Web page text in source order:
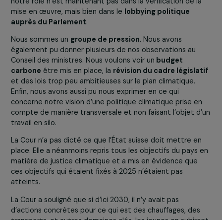
Le Comité des ministres du Conseil de l’Europe, chargé
suivi de l’exécution des arrêts de la Cour européenne
droits de l’homme, s’est réuni du 4 au 6 mars 2025. Le
vendredi 7 mars 2025, il a rendu ses conclusions
concernant l’application de l’article 46 de la Convention
européenne des droits de l’homme, qui impose aux
de se conformer aux décisions de la Cour. Ce ne fut
heureusement pas la décision adoptée.
Le Comité a conclu que l’État suisse avait violé les
8 (droit au respect de la vie privée et familiale) et 6
à un procès équitable) de la Convention et a indiqué au
pays son obligation de se conformer à cet arrêt et de
prendre les mesures nécessaires pour remédier aux
violations constatées d’ici septembre 2025 (date de la
prochaine réunion du Comité). Dans la mesure où les
décisions de la Cour sont contraignantes pour les États,
notre rôle n’est maintenant pas dans la vérification de